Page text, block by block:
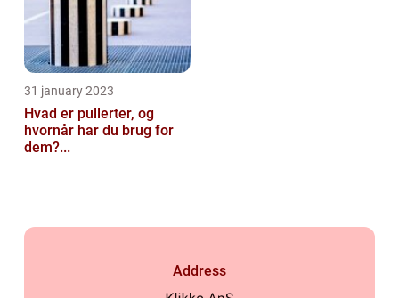
31 january 2023
Hvad er pullerter, og
hvornår har du brug for
dem?...
Address